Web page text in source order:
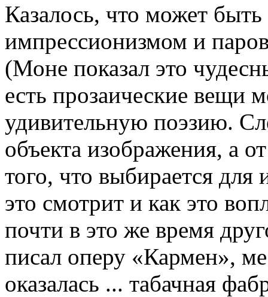
Казалось, что может
импрессионизмом и
(Моне показал это
есть прозаические вещи
удивительную поэзию.
объекта изображения, а
того, что выбирается для
это смотрит и как это
почти в это же время
писал оперу «Кармен»,
оказалась ... табачная